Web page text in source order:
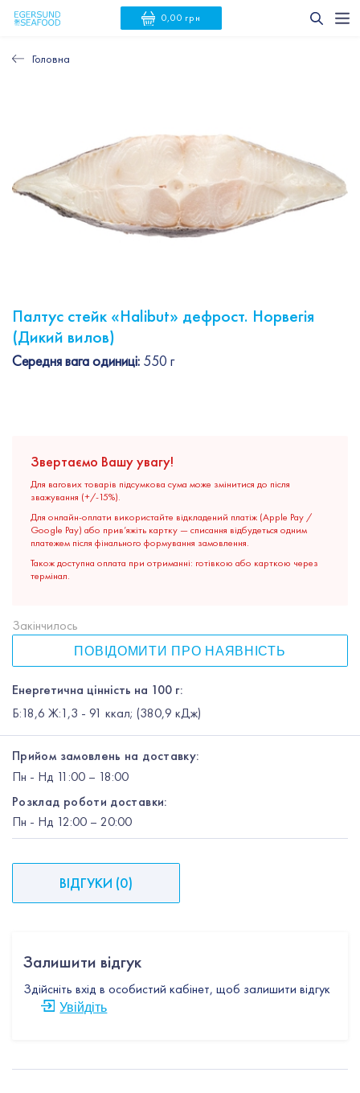
0,00 грн
Головна
Палтус стейк «Halibut» дефрост. Норвегія
(Дикий вилов)
Середня вага одиниці: 550 г
Звертаємо Вашу увагу!
Для вагових товарів підсумкова сума може змінитися до після
зважування (+/-15%).
Для онлайн-оплати використайте відкладений платіж (Apple Pay /
Google Pay) або прив’яжіть картку — списання відбудеться одним
платежем після фінального формування замовлення.
Також доступна оплата при отриманні: готівкою або карткою через
термінал.
Енергетична цінність на 100 г:
Б:18,6 Ж:1,3 - 91 ккал; (380,9 кДж)
Закінчилось
ПОВІДОМИТИ ПРО НАЯВНІСТЬ
Прийом замовлень на доставку:
Пн - Нд 11:00 – 18:00
Розклад роботи доставки:
Пн - Нд 12:00 – 20:00
ВІДГУКИ (0)
Залишити відгук
Здійсніть вхід в особистий кабінет, щоб залишити відгук
Увійдіть